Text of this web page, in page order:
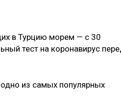
в Турцию морем — с 30
тест на коронавирус
из самых популярных